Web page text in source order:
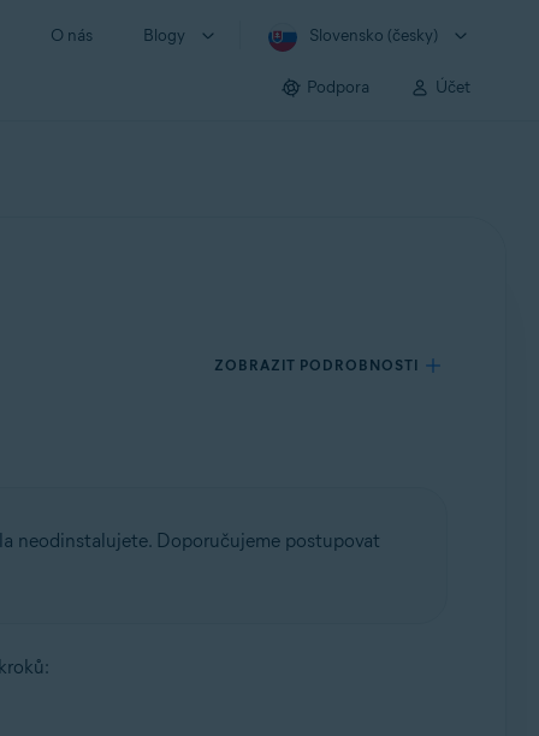
O nás Blogy Slovensko (česky)
Podpora Účet
ZOBRAZIT PODROBNOSTI
neodinstalujete. Doporučujeme postupovat